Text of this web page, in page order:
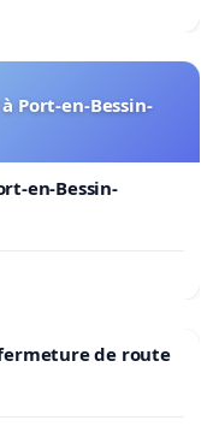
Port-en-Bessin-
en-Bessin-
de route